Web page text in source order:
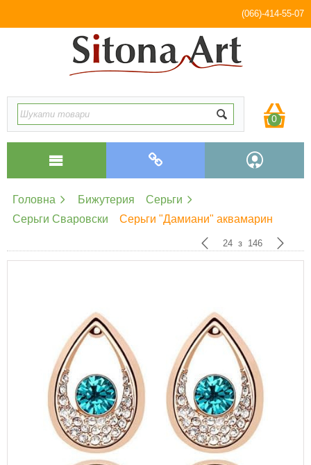
(066)-414-55-07
0
Головна Бижутерия
Серьги
Серьги Сваровски
Серьги "Дамиани" аквамарин
24 з 146